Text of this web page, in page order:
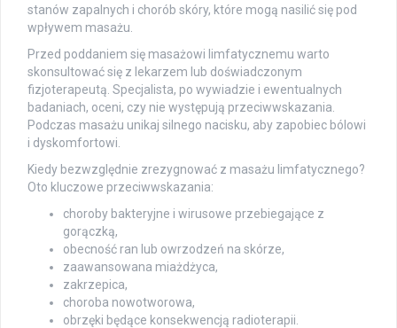
stanów zapalnych i chorób skóry, które mogą nasilić się pod
wpływem masażu.
Przed poddaniem się masażowi limfatycznemu warto
skonsultować się z lekarzem lub doświadczonym
fizjoterapeutą. Specjalista, po wywiadzie i ewentualnych
badaniach, oceni, czy nie występują przeciwwskazania.
Podczas masażu unikaj silnego nacisku, aby zapobiec bólowi
i dyskomfortowi.
Kiedy bezwzględnie zrezygnować z masażu limfatycznego?
Oto kluczowe przeciwwskazania:
choroby bakteryjne i wirusowe przebiegające z
gorączką,
obecność ran lub owrzodzeń na skórze,
zaawansowana miażdżyca,
zakrzepica,
choroba nowotworowa,
obrzęki będące konsekwencją radioterapii.